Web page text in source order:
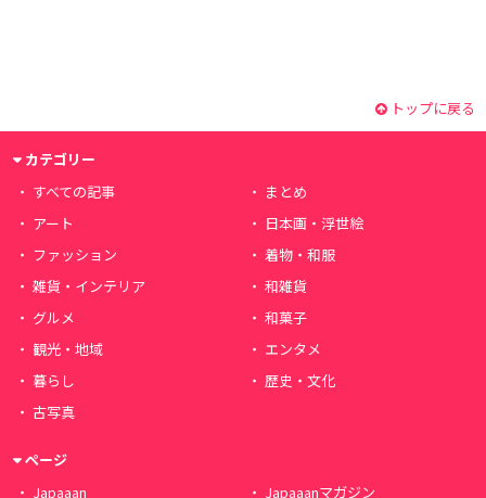
トップに戻る
カテゴリー
すべての記事
まとめ
アート
日本画・浮世絵
ファッション
着物・和服
雑貨・インテリア
和雑貨
グルメ
和菓子
観光・地域
エンタメ
暮らし
歴史・文化
古写真
ページ
Japaaan
Japaaanマガジン